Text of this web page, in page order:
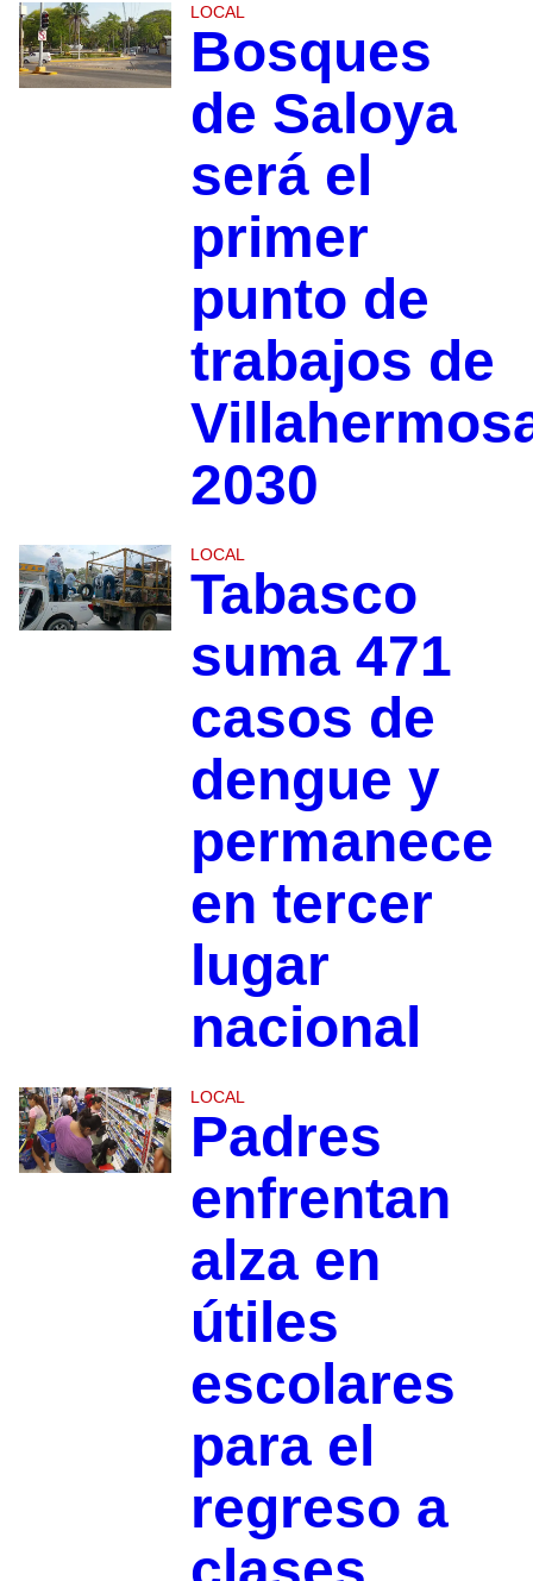
LOCAL
Bosques
de Saloya
será el
primer
punto de
trabajos de
2030
LOCAL
Tabasco
suma 471
casos de
dengue y
permanece
en tercer
lugar
nacional
LOCAL
Padres
enfrentan
alza en
útiles
escolares
para el
regreso a